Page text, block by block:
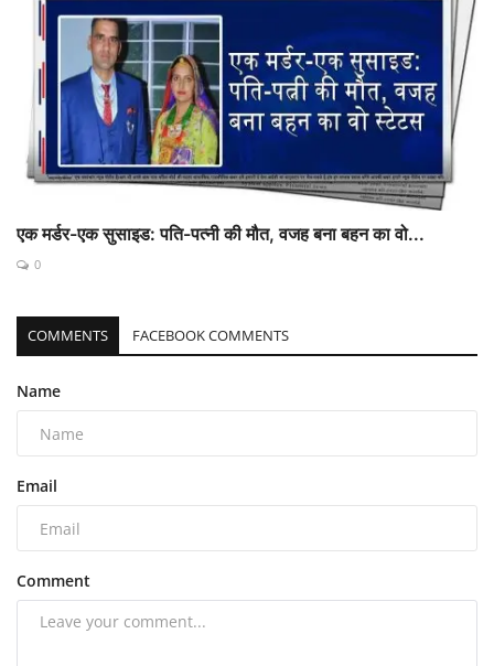
एक मर्डर-एक सुसाइड: पति-पत्नी की मौत, वजह बना बहन का वो...
0
COMMENTS FACEBOOK COMMENTS
Name
Email
Comment